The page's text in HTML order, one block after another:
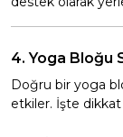
4. Yoga Bloğu
Doğru bir yoga
etkiler. İşte